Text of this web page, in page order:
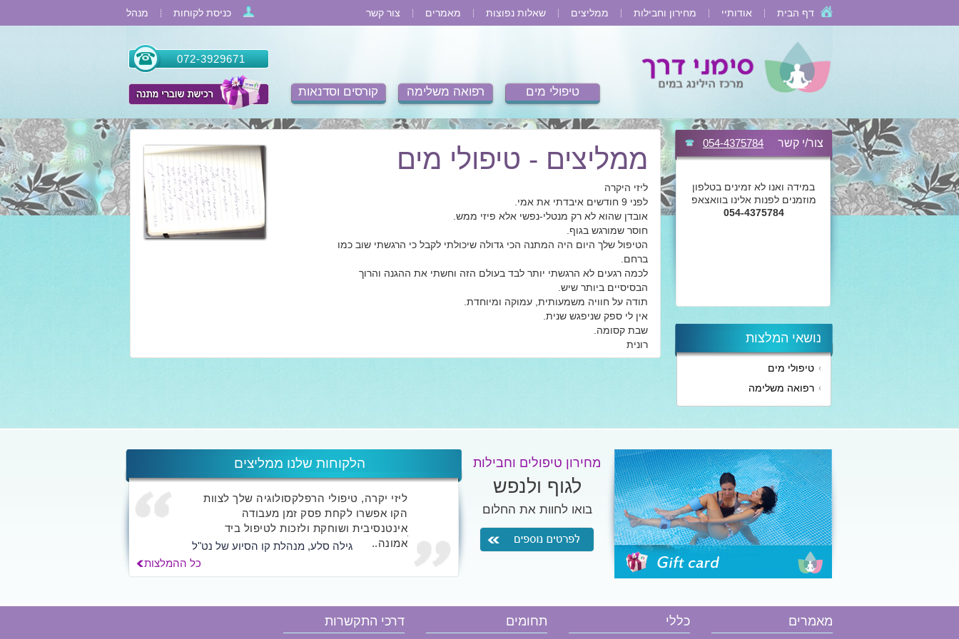
מנהל כניסת לקוחות דף הבית אודותיי מחירון וחבילות ממליצים שאלות נפוצות מאמרים צור קשר
072-3929671
קורסים וסדנאות רפואה משלימה טיפולי מים
ממליצים - טיפולי מים
ליזי היקרה
לפני 9 חודשים איבדתי את אמי.
אובדן שהוא לא רק מנטלי-נפשי אלא פיזי ממש.
חוסר שמורגש בגוף.
הטיפול שלך היום היה המתנה הכי גדולה שיכולתי לקבל כי הרגשתי שוב כמו
ברחם.
לכמה רגעים לא הרגשתי יותר לבד בעולם הזה וחשתי את ההגנה והרוך
הבסיסיים ביותר שיש.
תודה על חוויה משמעותית, עמוקה ומיוחדת.
אין לי ספק שניפגש שנית.
שבת קסומה.
רונית
054-4375784 צור/י קשר
במידה ואנו לא זמינים בטלפון
מוזמנים לפנות אלינו בוואצאפ
054-4375784
נושאי המלצות
טיפולי מים
רפואה משלימה
הלקוחות שלנו ממליצים
כל ההמלצות
ליזי יקרה, טיפולי הרפלקסולוגיה שלך לצוות
הקו אפשרו לקחת פסק זמן מעבודה
אינטנסיבית ושוחקת ולזכות לטיפול ביד
אמונה..
גילה סלע, מנהלת קו הסיוע של נט"ל
מחירון טיפולים וחבילות
לגוף ולנפש
בואו לחוות את החלום
הזמן שובר
מאמרים כללי תחומים דרכי התקשרות